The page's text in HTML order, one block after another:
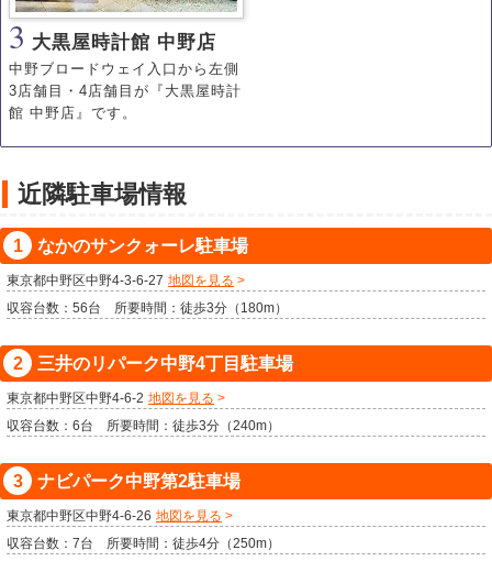
3 大黒屋時計館 中野店
中野ブロードウェイ入口から左側
3店舗目・4店舗目が『大黒屋時計
館 中野店』です。
近隣駐車場情報
なかのサンクォーレ駐車場
東京都中野区中野4-3-6-27 地図を見る
収容台数：56台 所要時間：徒歩3分（180m）
三井のリパーク中野4丁目駐車場
東京都中野区中野4-6-2 地図を見る
収容台数：6台 所要時間：徒歩3分（240m）
ナビパーク中野第2駐車場
東京都中野区中野4-6-26 地図を見る
収容台数：7台 所要時間：徒歩4分（250m）